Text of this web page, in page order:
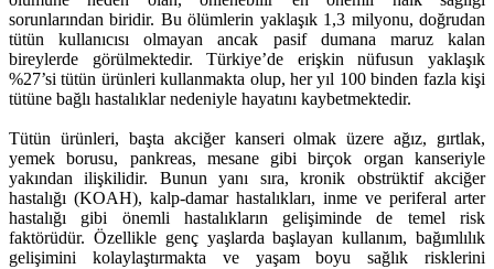
sorunlarından biridir. Bu ölümlerin yaklaşık 1,3 milyonu, doğrudan
tütün kullanıcısı olmayan ancak pasif dumana maruz kalan
bireylerde görülmektedir. Türkiye’de erişkin nüfusun yaklaşık
%27’si tütün ürünleri kullanmakta olup, her yıl 100 binden fazla kişi
tütüne bağlı hastalıklar nedeniyle hayatını kaybetmektedir.
Tütün ürünleri, başta akciğer kanseri olmak üzere ağız, gırtlak,
yemek borusu, pankreas, mesane gibi birçok organ kanseriyle
yakından ilişkilidir. Bunun yanı sıra, kronik obstrüktif akciğer
hastalığı (KOAH), kalp-damar hastalıkları, inme ve periferal arter
hastalığı gibi önemli hastalıkların gelişiminde de temel risk
faktörüdür. Özellikle genç yaşlarda başlayan kullanım, bağımlılık
gelişimini kolaylaştırmakta ve yaşam boyu sağlık risklerini